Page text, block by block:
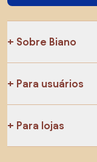
Sobre Biano
Para usuários
Para lojas